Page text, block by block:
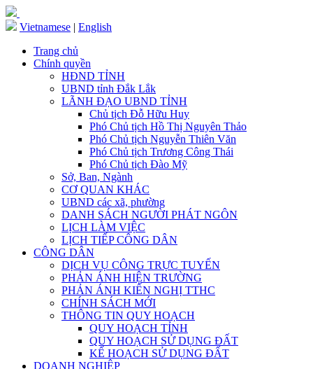
Vietnamese | English
Trang chủ
Chính quyền
HĐND TỈNH
UBND tỉnh Đắk Lắk
LÃNH ĐẠO UBND TỈNH
Chủ tịch Đỗ Hữu Huy
Phó Chủ tịch Hồ Thị Nguyên Thảo
Phó Chủ tịch Nguyễn Thiên Văn
Phó Chủ tịch Trương Công Thái
Phó Chủ tịch Đào Mỹ
Sở, Ban, Ngành
CƠ QUAN KHÁC
UBND các xã, phường
DANH SÁCH NGƯỜI PHÁT NGÔN
LỊCH LÀM VIỆC
LỊCH TIẾP CÔNG DÂN
CÔNG DÂN
DỊCH VỤ CÔNG TRỰC TUYẾN
PHẢN ÁNH HIỆN TRƯỜNG
PHẢN ÁNH KIẾN NGHỊ TTHC
CHÍNH SÁCH MỚI
THÔNG TIN QUY HOẠCH
QUY HOẠCH TỈNH
QUY HOẠCH SỬ DỤNG ĐẤT
KẾ HOẠCH SỬ DỤNG ĐẤT
DOANH NGHIỆP